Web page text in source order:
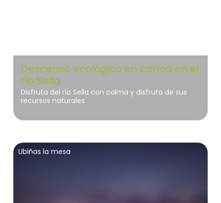
Descenso ecológico en canoa en el
río Sella
Disfruta del río Sella con calma y disfruta de sus
recursos naturales
Ubiñas la mesa